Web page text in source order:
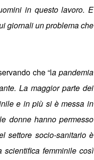
in questo lavoro. E
giornali un problema che
che “la pandemia
La maggior parte dei
e in più si è messa in
donne hanno permesso
settore socio-sanitario è
scientifica femminile così